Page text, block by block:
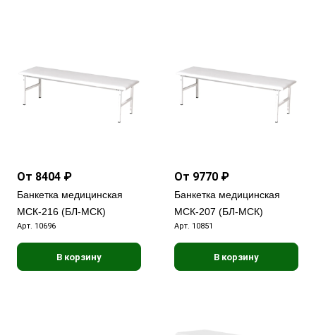
От 8404 ₽
Банкетка медицинская
МСК-216 (БЛ-МСК)
Арт. 10696
В корзину
От 9770 ₽
Банкетка медицинская
МСК-207 (БЛ-МСК)
Арт. 10851
В корзину